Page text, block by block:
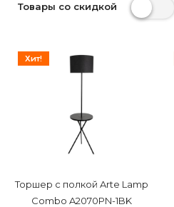
Товары со скидкой
Хит!
Торшер с полкой Arte Lamp
Combo A2070PN-1BK